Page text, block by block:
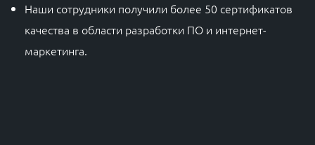
Наши сотрудники получили более 50 сертификатов
качества в области разработки ПО и интернет-
маркетинга.